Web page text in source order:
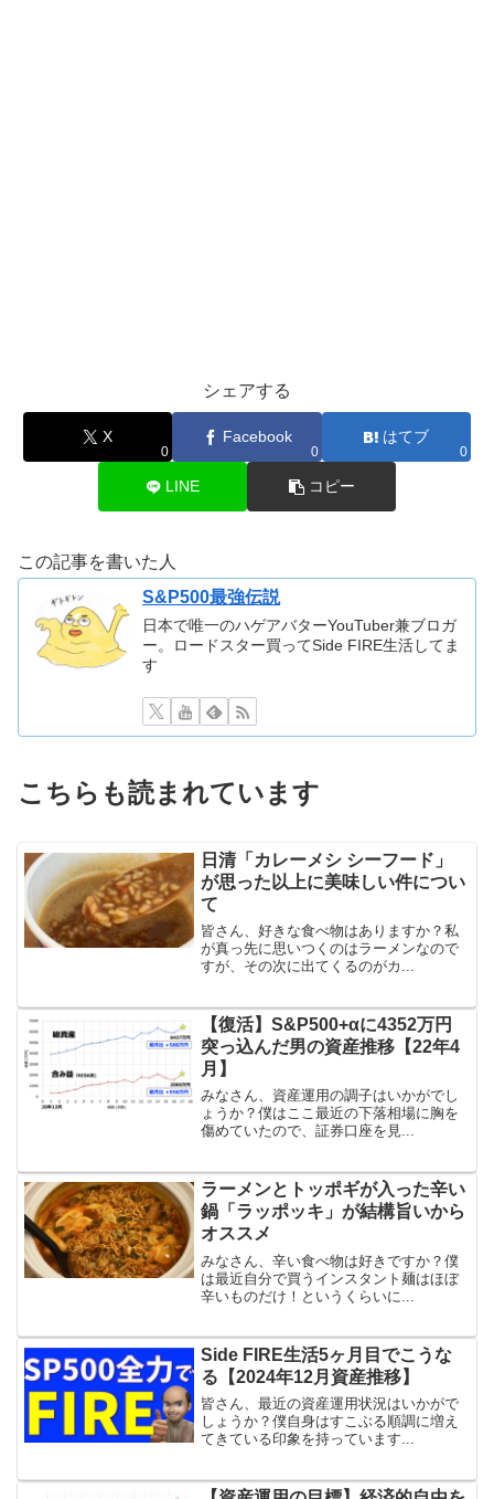
シェアする
X
0
Facebook
0
はてブ
0
LINE コピー
この記事を書いた人
S&P500最強伝説
日本で唯一のハゲアバターYouTuber兼ブロガ
ー。ロードスター買ってSide FIRE生活してま
す
こちらも読まれています
日清「カレーメシ シーフード」
が思った以上に美味しい件につい
て
皆さん、好きな食べ物はありますか？私
が真っ先に思いつくのはラーメンなので
すが、その次に出てくるのがカ...
【復活】S&P500+αに4352万円
突っ込んだ男の資産推移【22年4
月】
みなさん、資産運用の調子はいかがでし
ょうか？僕はここ最近の下落相場に胸を
傷めていたので、証券口座を見...
ラーメンとトッポギが入った辛い
鍋「ラッポッキ」が結構旨いから
オススメ
みなさん、辛い食べ物は好きですか？僕
は最近自分で買うインスタント麺はほぼ
辛いものだけ！というくらいに...
Side FIRE生活5ヶ月目でこうな
る【2024年12月資産推移】
皆さん、最近の資産運用状況はいかがで
しょうか？僕自身はすこぶる順調に増え
てきている印象を持っています...